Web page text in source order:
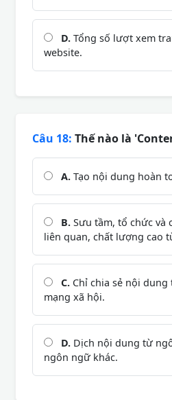
D. Tổng số lượt xem
website.
Câu 18: Thế nào là
A. Tạo nội dung hoàn
B. Sưu tầm, tổ chức và
liên quan, chất lượng cao
C. Chỉ chia sẻ nội dung
mạng xã hội.
D. Dịch nội dung từ
ngôn ngữ khác.